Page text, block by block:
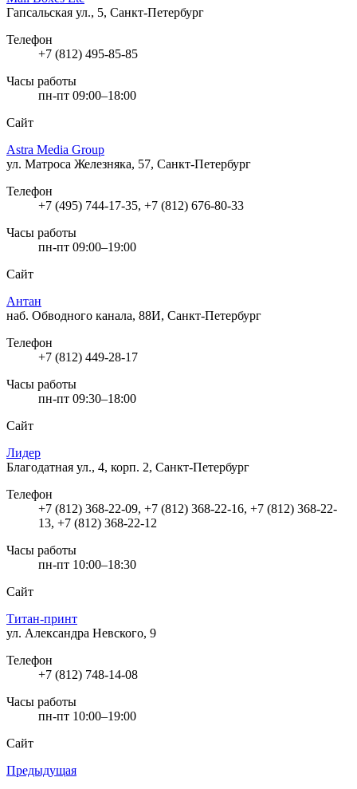
Гапсальская ул., 5, Санкт-Петербург
Телефон
+7 (812) 495-85-85
Часы работы
пн-пт 09:00–18:00
Сайт
Astra Media Group
ул. Матроса Железняка, 57, Санкт-Петербург
Телефон
+7 (495) 744-17-35, +7 (812) 676-80-33
Часы работы
пн-пт 09:00–19:00
Сайт
Антан
наб. Обводного канала, 88И, Санкт-Петербург
Телефон
+7 (812) 449-28-17
Часы работы
пн-пт 09:30–18:00
Сайт
Лидер
Благодатная ул., 4, корп. 2, Санкт-Петербург
Телефон
+7 (812) 368-22-09, +7 (812) 368-22-16, +7 (812) 368-22-
13, +7 (812) 368-22-12
Часы работы
пн-пт 10:00–18:30
Сайт
Титан-принт
ул. Александра Невского, 9
Телефон
+7 (812) 748-14-08
Часы работы
пн-пт 10:00–19:00
Сайт
Предыдущая